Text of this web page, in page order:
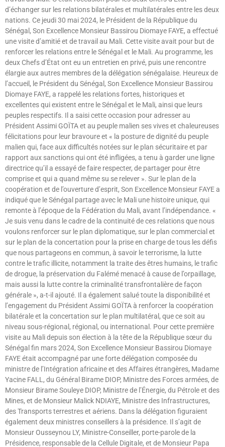
d’échanger sur les relations bilatérales et multilatérales entre les deux
nations. Ce jeudi 30 mai 2024, le Président de la République du
Sénégal, Son Excellence Monsieur Bassirou Diomaye FAYE, a effectué
une visite d’amitié et de travail au Mali. Cette visite avait pour but de
renforcer les relations entre le Sénégal et le Mali. Au programme, les
deux Chefs d’État ont eu un entretien en privé, puis une rencontre
élargie aux autres membres de la délégation sénégalaise. Heureux de
l’accueil, le Président du Sénégal, Son Excellence Monsieur Bassirou
Diomaye FAYE, a rappelé les relations fortes, historiques et
excellentes qui existent entre le Sénégal et le Mali, ainsi que leurs
peuples respectifs. Il a saisi cette occasion pour adresser au
Président Assimi GOÏTA et au peuple malien ses vives et chaleureuses
félicitations pour leur bravoure et « la posture de dignité du peuple
malien qui, face aux difficultés notées sur le plan sécuritaire et par
rapport aux sanctions qui ont été infligées, a tenu à garder une ligne
directrice qu’il a essayé de faire respecter, de partager pour être
comprise et qui a quand même su se relever ». Sur le plan de la
coopération et de l’ouverture d’esprit, Son Excellence Monsieur FAYE a
indiqué que le Sénégal partage avec le Mali une histoire unique, qui
remonte à l’époque de la Fédération du Mali, avant l’indépendance. «
Je suis venu dans le cadre de la continuité de ces relations que nous
voulons renforcer sur le plan diplomatique, sur le plan commercial et
sur le plan de la concertation pour la prise en charge de tous les défis
que nous partageons en commun, à savoir le terrorisme, la lutte
contre le trafic illicite, notamment la traite des êtres humains, le trafic
de drogue, la préservation du Falémé menacé à cause de l’orpaillage,
mais aussi la lutte contre la criminalité transfrontalière de façon
générale », a-t-il ajouté. Il a également salué toute la disponibilité et
l’engagement du Président Assimi GOÏTA à renforcer la coopération
bilatérale et la concertation sur le plan multilatéral, que ce soit au
niveau sous-régional, régional, ou international. Pour cette première
visite au Mali depuis son élection à la tête de la République sœur du
Sénégal fin mars 2024, Son Excellence Monsieur Bassirou Diomaye
FAYE était accompagné par une forte délégation composée du
ministre de l’Intégration africaine et des Affaires étrangères, Madame
Yacine FALL, du Général Birame DIOP, Ministre des Forces armées, de
Monsieur Birame Souleye DIOP, Ministre de l’Énergie, du Pétrole et des
Mines, et de Monsieur Malick NDIAYE, Ministre des Infrastructures,
des Transports terrestres et aériens. Dans la délégation figuraient
également deux ministres conseillers à la présidence. Il s’agit de
Monsieur Ousseynou LY, Ministre-Conseiller, porte-parole de la
Présidence, responsable de la Cellule Digitale, et de Monsieur Papa